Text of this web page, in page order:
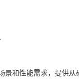
景和性能需求，提供